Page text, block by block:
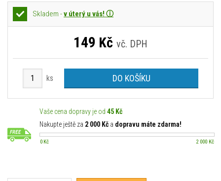
Skladem -v úterý u vás! ⓘ
149 Kč vč. DPH
ks DO KOŠÍKU
Vaše cena dopravy je od 45 Kč
Nakupte ještě za 2 000 Kč a dopravu máte zdarma!
0 Kč 2 000 Kč